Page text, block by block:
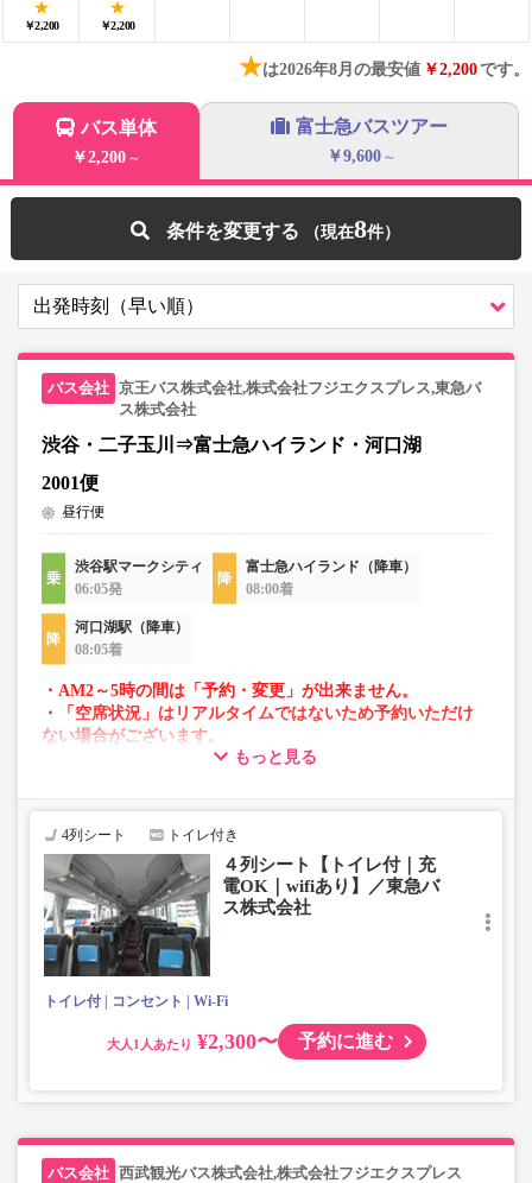
￥2,200 ￥2,200
★は2026年8月の最安値 ￥2,200です。
バス単体
￥2,200 ～
富士急バスツアー
￥9,600 ～
条件を変更する 8
京王バス株式会社,株式会社フジエクスプレス,東急バ
ス株式会社
渋谷・二子玉川⇒富士急ハイランド・河口湖
2001便
昼行便
渋谷駅マークシティ
06:05発
富士急ハイランド（降車）
08:00着
河口湖駅（降車）
08:05着
・AM2～5時の間は「予約・変更」が出来ません。
・「空席状況」はリアルタイムではないため予約いただけ
ない場合がございます。
・車両は予告なく変更となる場合がございます。これに伴
で、あらかじめご了承ください。
もっと見る
4列シート トイレ付き
４列シート【トイレ付｜充
電OK｜wifiあり】／東急バ
ス株式会社
トイレ付 コンセント Wi-Fi
大人 ¥2,300〜 予約に進む
西武観光バス株式会社,株式会社フジエクスプレス